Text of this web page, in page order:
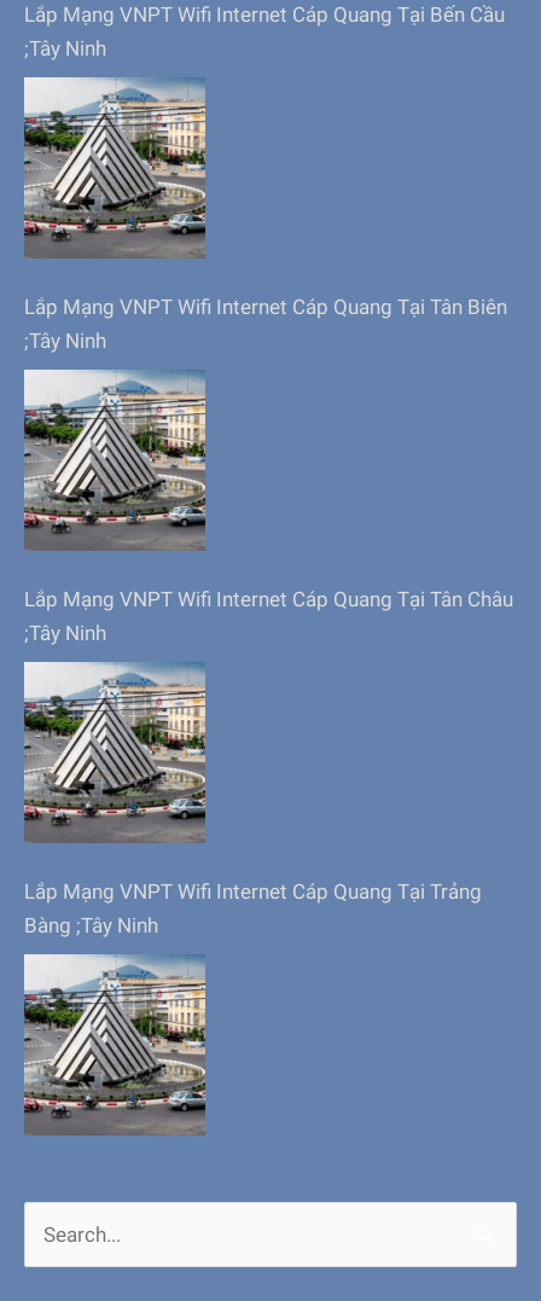
Lắp Mạng VNPT Wifi Internet Cáp Quang Tại Bến Cầu
;Tây Ninh
Lắp Mạng VNPT Wifi Internet Cáp Quang Tại Tân Biên
;Tây Ninh
Lắp Mạng VNPT Wifi Internet Cáp Quang Tại Tân Châu
;Tây Ninh
Lắp Mạng VNPT Wifi Internet Cáp Quang Tại Trảng
Bàng ;Tây Ninh
Search
for: